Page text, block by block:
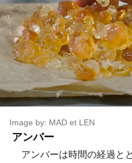
Image by: MAD et LEN
アンバー
アンバーは時間の経過と